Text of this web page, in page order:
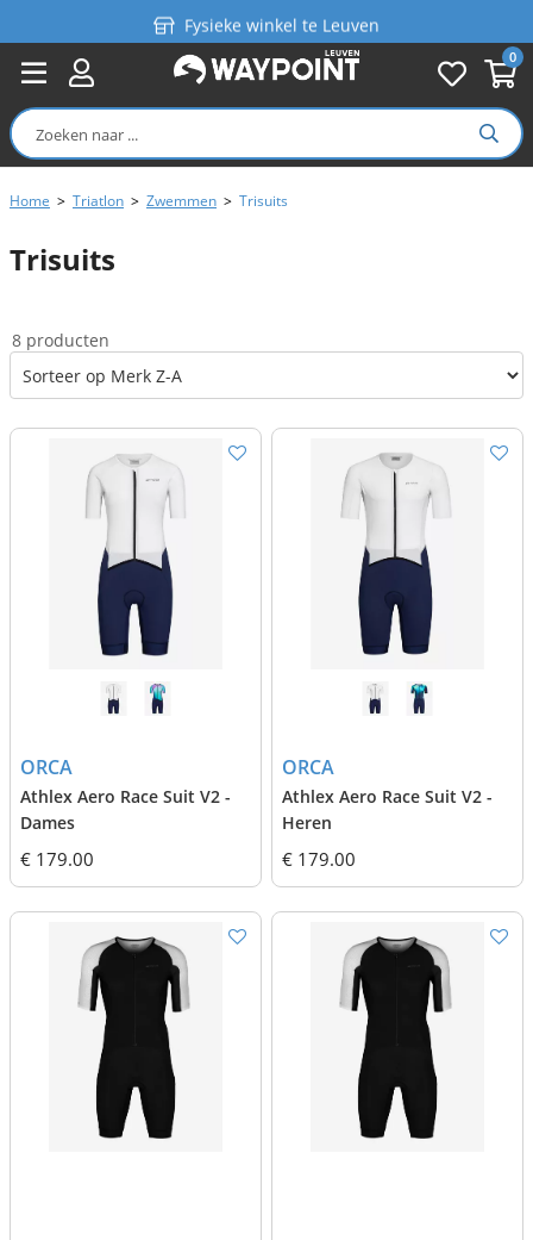
0
Fysieke winkel te Leuven
Persoonlijk advies
Gratis verzending in België vanaf €99
Home > Triatlon > Zwemmen > Trisuits
Trisuits
8 producten
ORCA
Athlex Aero Race Suit V2 -
Dames
€ 179.00
ORCA
Athlex Aero Race Suit V2 -
Heren
€ 179.00